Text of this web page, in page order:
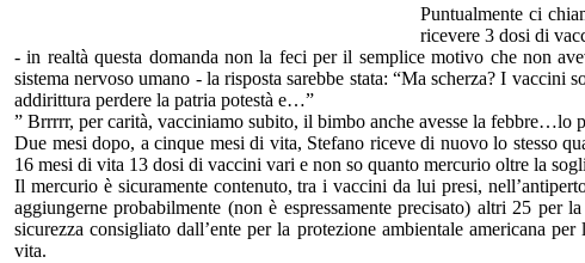
Puntualmente ci
ricevere 3 dosi di
- in realtà questa domanda non la feci per il semplice motivo che non
sistema nervoso umano - la risposta sarebbe stata: “Ma scherza? I
addirittura perdere la patria potestà e…”
” Brrrrr, per carità, vacciniamo subito, il bimbo anche avesse la febbre…lo
Due mesi dopo, a cinque mesi di vita, Stefano riceve di nuovo lo stesso
16 mesi di vita 13 dosi di vaccini vari e non so quanto mercurio oltre la
Il mercurio è sicuramente contenuto, tra i vaccini da lui presi,
aggiungerne probabilmente (non è espressamente precisato) altri 25
sicurezza consigliato dall’ente per la protezione ambientale americana
vita.